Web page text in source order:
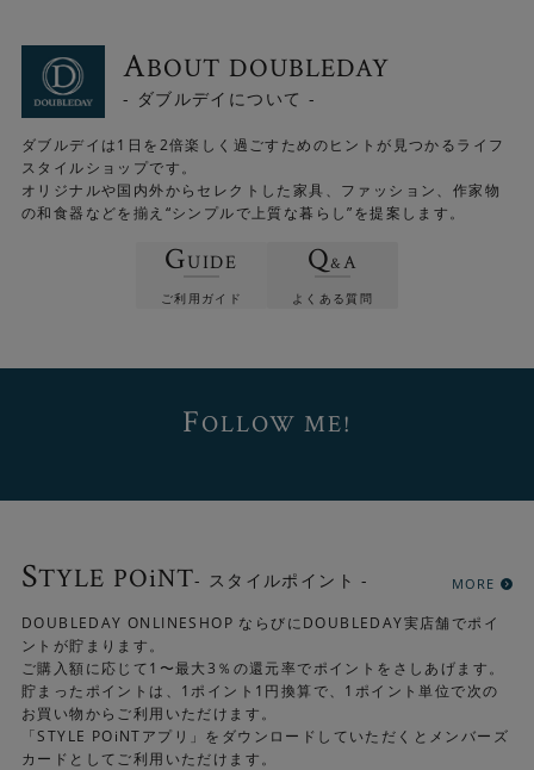
ABOUT DOUBLEDAY
- ダブルデイについて -
ダブルデイは1日を2倍楽しく過ごすためのヒントが見つかるライフ
スタイルショップです。
オリジナルや国内外からセレクトした家具、ファッション、作家物
の和食器などを揃え“シンプルで上質な暮らし”を提案します。
GUIDE
ご利用ガイド
Q&A
よくある質問
FOLLOW ME!
STYLE POiNT- スタイルポイント - MORE
DOUBLEDAY ONLINESHOP ならびにDOUBLEDAY実店舗でポイ
ントが貯まります。
ご購入額に応じて1〜最大3％の還元率でポイントをさしあげます。
貯まったポイントは、1ポイント1円換算で、1ポイント単位で次の
お買い物からご利用いただけます。
「STYLE POiNTアプリ」をダウンロードしていただくとメンバーズ
カードとしてご利用いただけます。